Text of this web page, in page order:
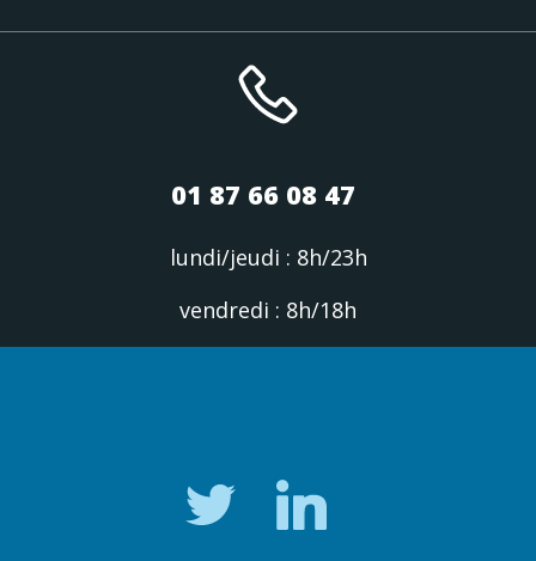
01 87 66 08 47
lundi/jeudi : 8h/23h
vendredi : 8h/18h